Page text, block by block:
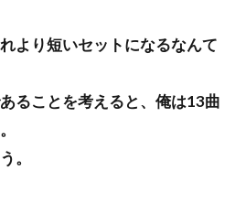
より短いセットになるなんて
ることを考えると、俺は13曲
。